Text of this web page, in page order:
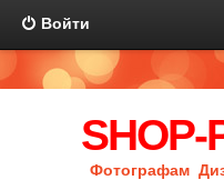
Войти
SHOP-
Фотографам